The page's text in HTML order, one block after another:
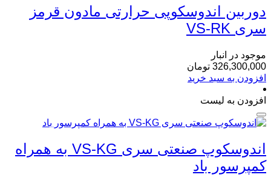
دوربین اندوسکوپی حرارتی مادون قرمز
سری VS-RK
موجود در انبار
326,300,000 تومان
افزودن به سبد خرید
افزودن به لیست
اندوسکوپ صنعتی سری VS-KG به همراه
کمپرسور باد